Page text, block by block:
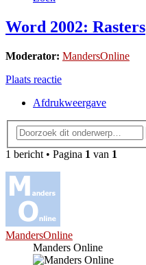
Word 2002: Rasters
Moderator: MandersOnline
Plaats reactie
Afdrukweergave
1 bericht • Pagina 1 van 1
MandersOnline
Manders Online